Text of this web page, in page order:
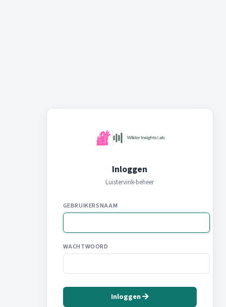
Inloggen
Luistervink-beheer
GEBRUIKERSNAAM
WACHTWOORD
Inloggen